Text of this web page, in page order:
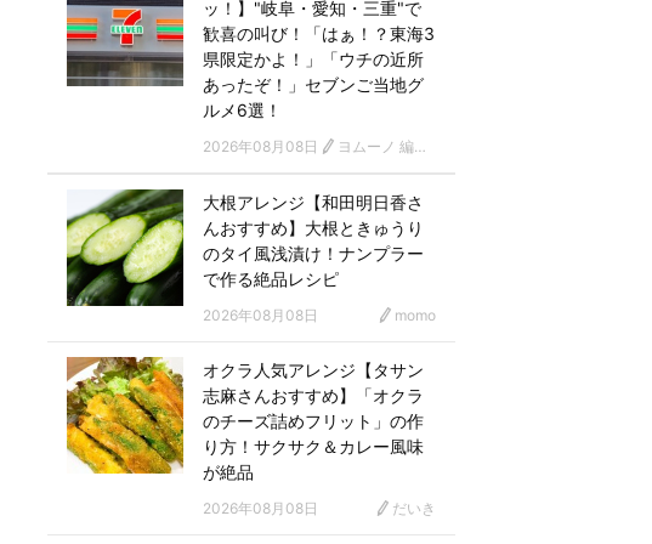
ッ！】"岐阜・愛知・三重"で
歓喜の叫び！「はぁ！？東海3
県限定かよ！」「ウチの近所
あったぞ！」セブンご当地グ
ルメ6選！
2026年08月08日 ヨムーノ 編集部
大根アレンジ【和田明日香さ
んおすすめ】大根ときゅうり
のタイ風浅漬け！ナンプラー
で作る絶品レシピ
2026年08月08日 momo
オクラ人気アレンジ【タサン
志麻さんおすすめ】「オクラ
のチーズ詰めフリット」の作
り方！サクサク＆カレー風味
が絶品
2026年08月08日 だいき